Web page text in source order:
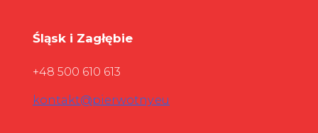
Śląsk i Zagłębie
+48 500 610 613
kontakt@pierwotny.eu